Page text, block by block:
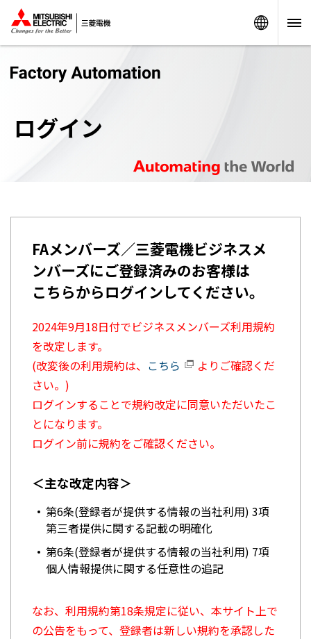
ログイン
FAメンバーズ／三菱電機ビジネスメ
ンバーズにご登録済みのお客様は
こちらからログインしてください。
2024年9月18日付でビジネスメンバーズ利用規約
を改定します。
(改変後の利用規約は、 こちら
よりご確認くだ
さい。)
ログインすることで規約改定に同意いただいたこ
とになります。
ログイン前に規約をご確認ください。
＜主な改定内容＞
第6条(登録者が提供する情報の当社利用) 3項
第三者提供に関する記載の明確化
第6条(登録者が提供する情報の当社利用) 7項
個人情報提供に関する任意性の追記
なお、利用規約第18条規定に従い、本サイト上で
の公告をもって、登録者は新しい規約を承認した